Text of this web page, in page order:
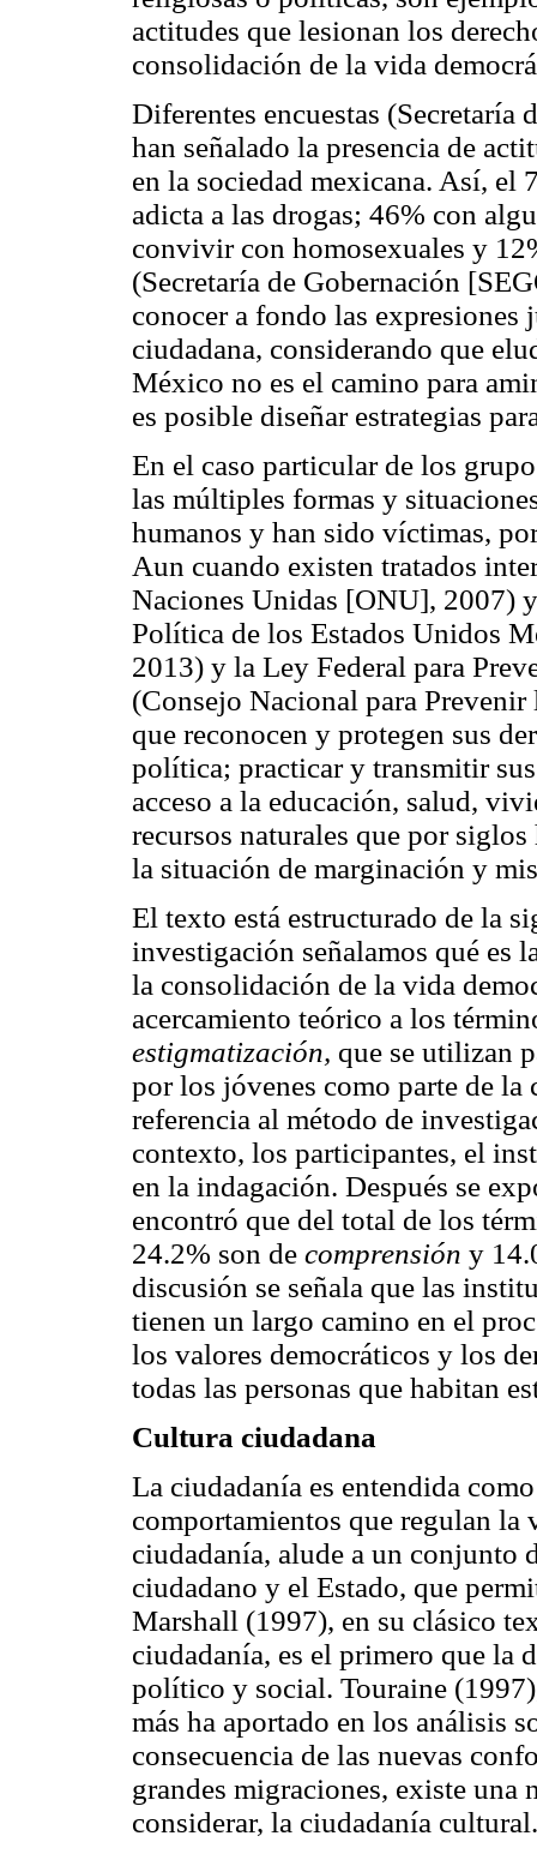
actitudes que lesionan los
consolidación de la vida
Diferentes encuestas
han señalado la presencia de
en la sociedad mexicana. Así, el
adicta a las drogas; 46% con
convivir con homosexuales y
(Secretaría de Gobernación
conocer a fondo las
ciudadana, considerando que
México no es el camino para
es posible diseñar estrategias
En el caso particular de los
las múltiples formas y
humanos y han sido víctimas,
Aun cuando existen tratados
Naciones Unidas [ONU], 2007)
Política de los Estados Unidos
2013) y la Ley Federal para
(Consejo Nacional para
que reconocen y protegen sus
política; practicar y transmitir
acceso a la educación, salud,
recursos naturales que por
la situación de marginación y
El texto está estructurado de la
investigación señalamos qué es
la consolidación de la vida
acercamiento teórico a los
estigmatización, que se utilizan
por los jóvenes como parte de la
referencia al método de
contexto, los participantes, el
en la indagación. Después se
encontró que del total de los
24.2% son de comprensión y
discusión se señala que las
tienen un largo camino en el
los valores democráticos y los
todas las personas que habitan
Cultura ciudadana
La ciudadanía es entendida
comportamientos que regulan
ciudadanía, alude a un conjunto
ciudadano y el Estado, que
Marshall (1997), en su clásico
ciudadanía, es el primero que la
político y social. Touraine
más ha aportado en los análisis
consecuencia de las nuevas
grandes migraciones, existe una
considerar, la ciudadanía cultural.